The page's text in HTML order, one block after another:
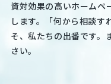
資対効果の高いホームペ
します。「何から相談す
そ、私たちの出番です。
さい。